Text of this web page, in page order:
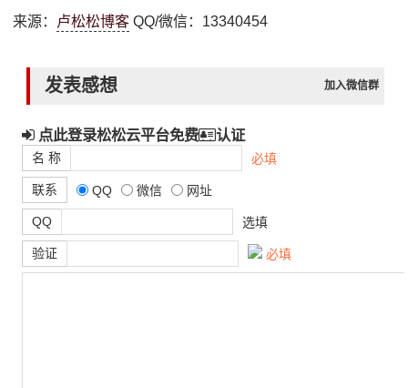
来源： 卢松松博客 QQ/微信：13340454
发表感想 加入微信群
点此登录松松云平台免费 认证
名 称 必填
联系 QQ 微信 网址
QQ 选填
验证 必填